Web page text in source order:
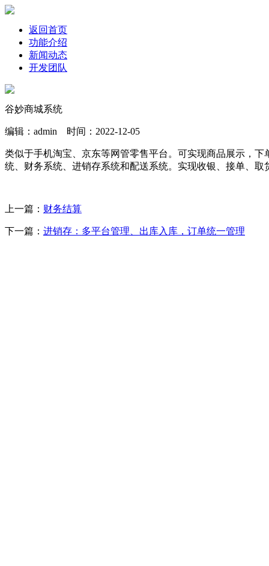
返回首页
功能介绍
新闻动态
开发团队
谷妙商城系统
编辑：admin 时间：2022-12-05
类似于手机淘宝、京东等网管零售平台。可实现商品展示，
统、财务系统、进销存系统和配送系统。实现收银、接单、
上一篇： 财务结算
下一篇： 进销存：多平台管理、出库入库，订单统一管理